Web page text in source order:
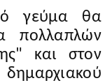
γεύμα θα
πολλαπλών
και στον